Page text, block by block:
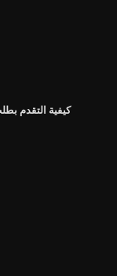
كيفية التقدم